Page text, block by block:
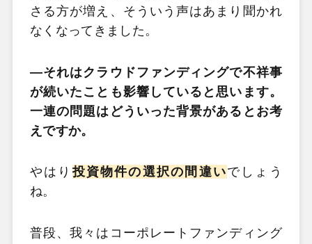
さる方が増え、そういう声はあまり聞かれ
なくなってきました。
―それはクラウドファンディングで不祥事
が続いたことも影響していると思います。
一連の問題はどういった背景があるとお考
えですか。
やはり投資物件の選択の間違いでしょう
ね。
普段、我々はコーポレートファンディング